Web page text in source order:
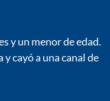
y un menor de edad.
cayó a una canal de